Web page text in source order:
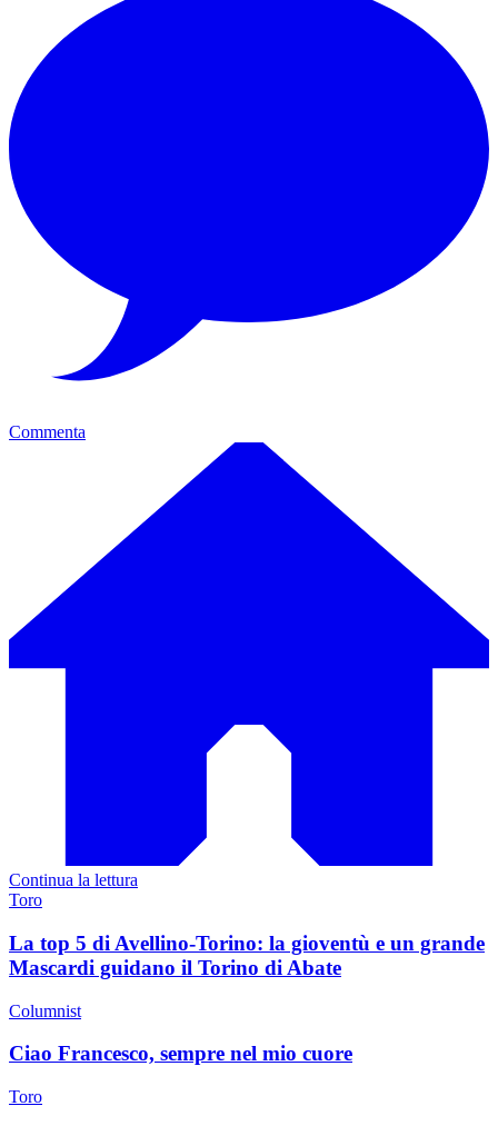
Commenta
Continua la lettura
Toro
La top 5 di Avellino-Torino: la gioventù e un grande
Mascardi guidano il Torino di Abate
Columnist
Ciao Francesco, sempre nel mio cuore
Toro